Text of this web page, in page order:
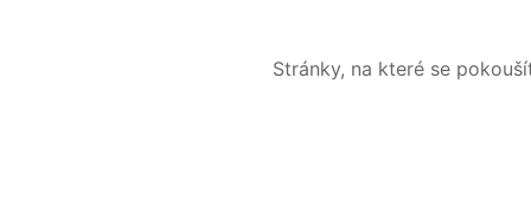
Stránky, na které se